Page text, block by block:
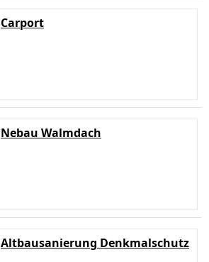
Carport
Nebau Walmdach
Altbausanierung Denkmalschutz